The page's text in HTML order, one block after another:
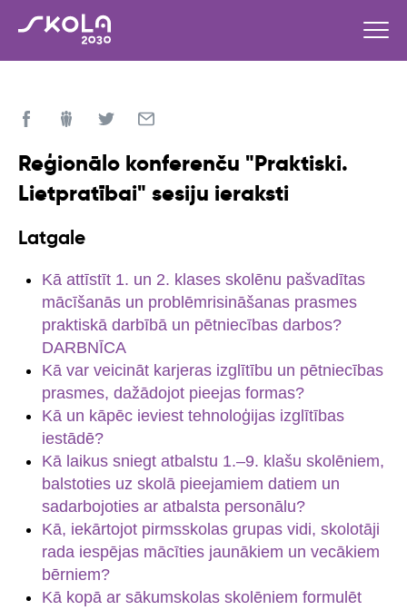
Reģionālo konferenču "Praktiski.
Lietpratībai" sesiju ieraksti
Latgale
Kā attīstīt 1. un 2. klases skolēnu pašvadītas
mācīšanās un problēmrisināšanas prasmes
praktiskā darbībā un pētniecības darbos?
DARBNĪCA
Kā var veicināt karjeras izglītību un pētniecības
prasmes, dažādojot pieejas formas?
Kā un kāpēc ieviest tehnoloģijas izglītības
iestādē?
Kā laikus sniegt atbalstu 1.–9. klašu skolēniem,
balstoties uz skolā pieejamiem datiem un
sadarbojoties ar atbalsta personālu?
Kā, iekārtojot pirmsskolas grupas vidi, skolotāji
rada iespējas mācīties jaunākiem un vecākiem
bērniem?
Kā kopā ar sākumskolas skolēniem formulēt